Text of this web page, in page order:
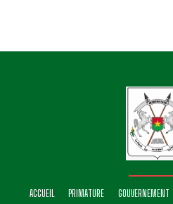
ACCUEIL PRIMATURE GOUVERNEMENT